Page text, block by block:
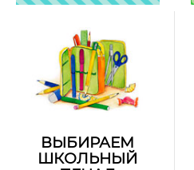
ВЫБИРАЕМ
ШКОЛЬНЫЙ